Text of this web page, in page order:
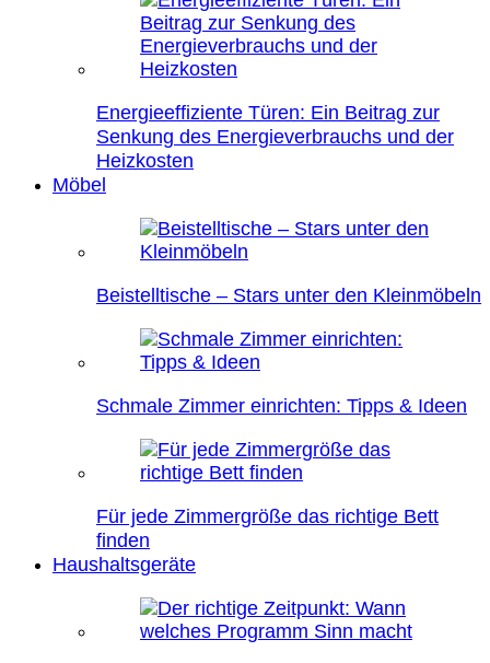
Energieeffiziente Türen: Ein Beitrag zur
Senkung des Energieverbrauchs und der
Heizkosten
Möbel
Beistelltische – Stars unter den Kleinmöbeln
Schmale Zimmer einrichten: Tipps & Ideen
Für jede Zimmergröße das richtige Bett
finden
Haushaltsgeräte